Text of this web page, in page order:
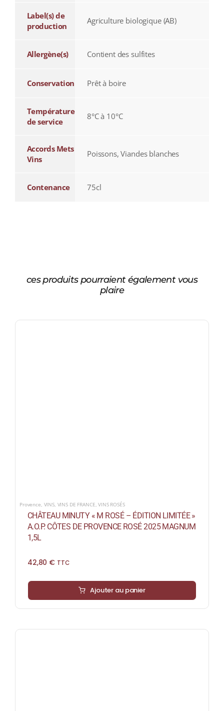
Label(s) de
production
Agriculture biologique (AB)
Allergène(s) Contient des sulfites
Conservation Prêt à boire
Température
de service
8°C à 10°C
Accords Mets
Vins
Poissons, Viandes blanches
Contenance 75cl
ces produits pourraient également vous
plaire
Provence VINS, VINS DE FRANCE ,VINS ROSÉS
CHÂTEAU MINUTY « M ROSÉ – ÉDITION LIMITÉE »
A.O.P. CÔTES DE PROVENCE ROSÉ 2025 MAGNUM
1,5L
42,80 € TTC
Ajouter au panier